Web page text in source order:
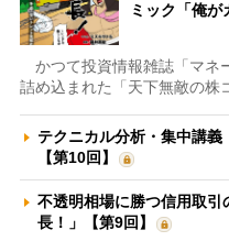
ミック「俺が
かつて投資情報雑誌「マネ
詰め込まれた「天下無敵の株
テクニカル分析・集中講
【第10回】
不透明相場に勝つ信用取
長！」【第9回】